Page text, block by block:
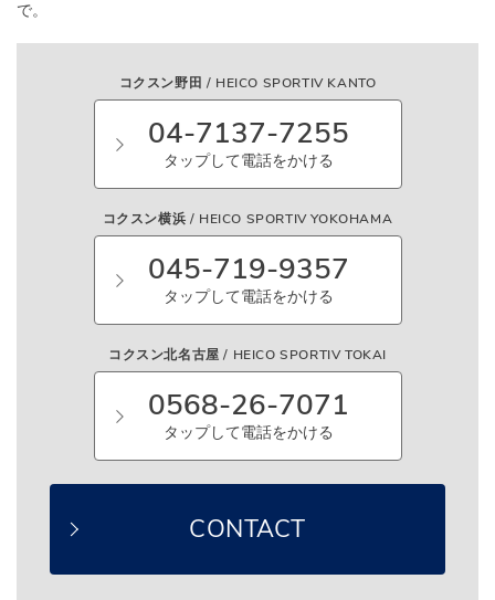
で。
コクスン野田 / HEICO SPORTIV KANTO
04-7137-7255
タップして電話をかける
コクスン横浜 / HEICO SPORTIV YOKOHAMA
045-719-9357
タップして電話をかける
コクスン北名古屋 / HEICO SPORTIV TOKAI
0568-26-7071
タップして電話をかける
CONTACT